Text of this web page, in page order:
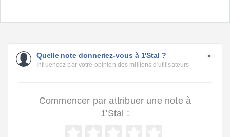
Quelle note donneriez-vous à 1'Stal ?
Influencez par votre opinion des millions d'utilisateurs
Commencer par attribuer une note à
1'Stal :